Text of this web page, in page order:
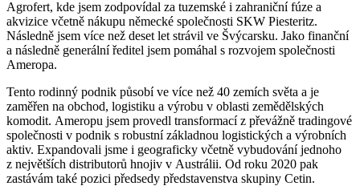
Agrofert, kde jsem zodpovídal za tuzemské i zahraniční fúze a
akvizice včetně nákupu německé společnosti SKW Piesteritz.
Následně jsem více než deset let strávil ve Švýcarsku. Jako finanční
a následně generální ředitel jsem pomáhal s rozvojem společnosti
Ameropa.
Tento rodinný podnik působí ve více než 40 zemích světa a je
zaměřen na obchod, logistiku a výrobu v oblasti zemědělských
komodit. Ameropu jsem provedl transformací z převážně tradingové
společnosti v podnik s robustní základnou logistických a výrobních
aktiv. Expandovali jsme i geograficky včetně vybudování jednoho
z největších distributorů hnojiv v Austrálii. Od roku 2020 pak
zastávám také pozici předsedy představenstva skupiny Cetin.